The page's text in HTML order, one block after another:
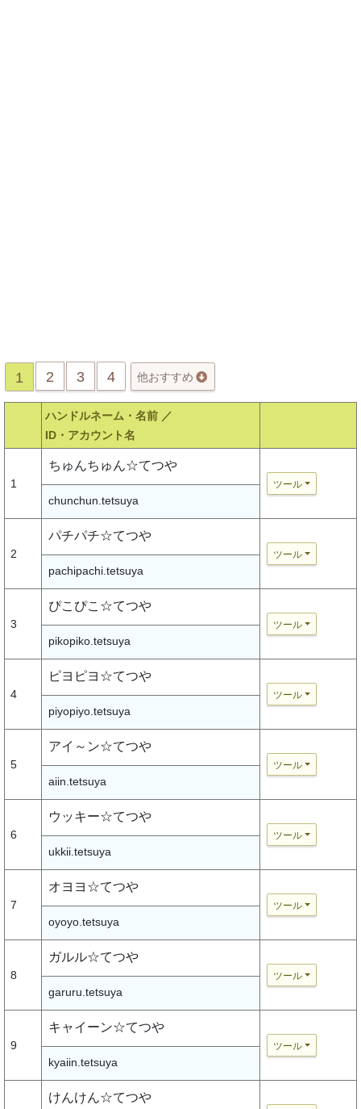
1 2 3 4 他おすすめ
ハンドルネーム・名前 ／
ID・アカウント名
1
ちゅんちゅん☆てつや
ツール
chunchun.tetsuya
2
パチパチ☆てつや
ツール
pachipachi.tetsuya
3
ぴこぴこ☆てつや
ツール
pikopiko.tetsuya
4
ピヨピヨ☆てつや
ツール
piyopiyo.tetsuya
5
アイ～ン☆てつや
ツール
aiin.tetsuya
6
ウッキー☆てつや
ツール
ukkii.tetsuya
7
オヨヨ☆てつや
ツール
oyoyo.tetsuya
8
ガルル☆てつや
ツール
garuru.tetsuya
9
キャイーン☆てつや
ツール
kyaiin.tetsuya
けんけん☆てつや